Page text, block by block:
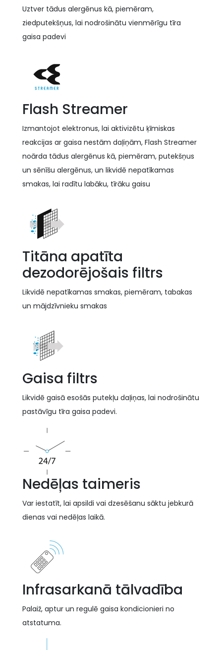
Uztver tādus alergēnus kā, piemēram,
ziedputekšņus, lai nodrošinātu vienmērīgu tīra
gaisa padevi
Flash Streamer
Izmantojot elektronus, lai aktivizētu ķīmiskas
reakcijas ar gaisa nestām daļiņām, Flash Streamer
noārda tādus alergēnus kā, piemēram, putekšņus
un sēnīšu alergēnus, un likvidē nepatīkamas
smakas, lai radītu labāku, tīrāku gaisu
Titāna apatīta
dezodorējošais filtrs
Likvidē nepatīkamas smakas, piemēram, tabakas
un mājdzīvnieku smakas
Gaisa filtrs
Likvidē gaisā esošās putekļu daļiņas, lai nodrošinātu
pastāvīgu tīra gaisa padevi.
Nedēļas taimeris
Var iestatīt, lai apsildi vai dzesēšanu sāktu jebkurā
dienas vai nedēļas laikā.
Infrasarkanā tālvadība
Palaiž, aptur un regulē gaisa kondicionieri no
atstatuma.